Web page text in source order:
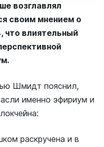
возглавлял
своим мнением о
что влиятельный
Шмидт пояснил,
именно эфириум и
раскручена и в